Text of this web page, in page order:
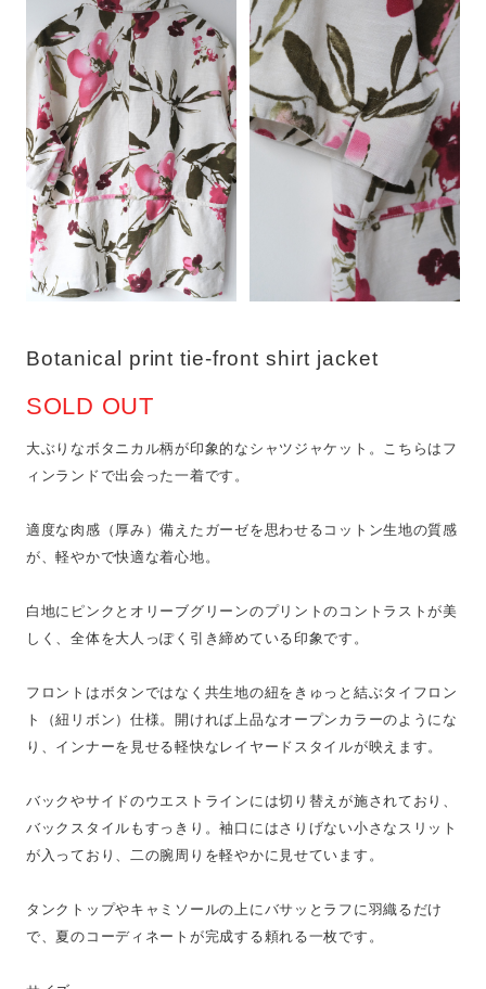
Botanical print tie-front shirt jacket
SOLD OUT
大ぶりなボタニカル柄が印象的なシャツジャケット。こちらはフ
ィンランドで出会った一着です。
適度な肉感（厚み）備えたガーゼを思わせるコットン生地の質感
が、軽やかで快適な着心地。
白地にピンクとオリーブグリーンのプリントのコントラストが美
しく、全体を大人っぽく引き締めている印象です。
フロントはボタンではなく共生地の紐をきゅっと結ぶタイフロン
ト（紐リボン）仕様。開ければ上品なオープンカラーのようにな
り、インナーを見せる軽快なレイヤードスタイルが映えます。
バックやサイドのウエストラインには切り替えが施されており、
バックスタイルもすっきり。袖口にはさりげない小さなスリット
が入っており、二の腕周りを軽やかに見せています。
タンクトップやキャミソールの上にバサッとラフに羽織るだけ
で、夏のコーディネートが完成する頼れる一枚です。